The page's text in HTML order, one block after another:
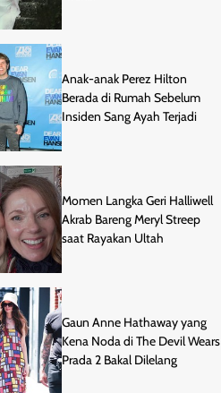
Anak-anak Perez Hilton
Berada di Rumah Sebelum
Insiden Sang Ayah Terjadi
Momen Langka Geri Halliwell
Akrab Bareng Meryl Streep
saat Rayakan Ultah
Gaun Anne Hathaway yang
Kena Noda di The Devil Wears
Prada 2 Bakal Dilelang